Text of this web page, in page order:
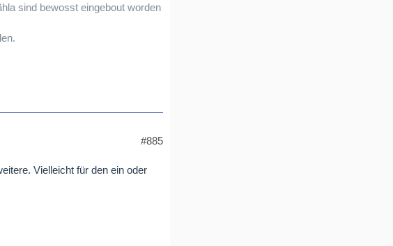
sind bewosst eingebout worden
#885
Vielleicht für den ein oder